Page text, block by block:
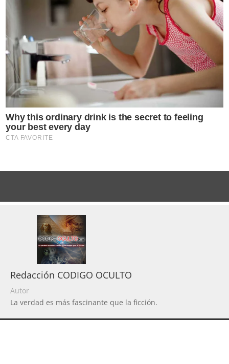
Redacción CODIGO OCULTO
Autor
La verdad es más fascinante que la ficción.